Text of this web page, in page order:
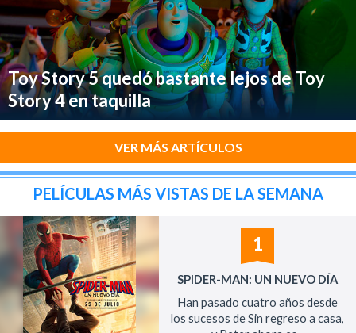
Toy Story 5 quedó bastante lejos de Toy
Story 4 en taquilla
VER MÁS ARTÍCULOS
PELÍCULAS MÁS VISTAS DE LA SEMANA
1
SPIDER-MAN: UN NUEVO DÍA
Han pasado cuatro años desde
los sucesos de Sin regreso a casa,